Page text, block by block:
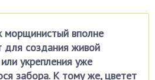
морщинистый вполне
для создания живой
укрепления уже
забора. К тому же, цветет